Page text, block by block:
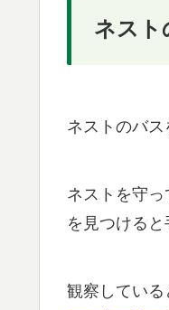
ネスト
ネストのバス
ネストを守
を見つけると
観察している